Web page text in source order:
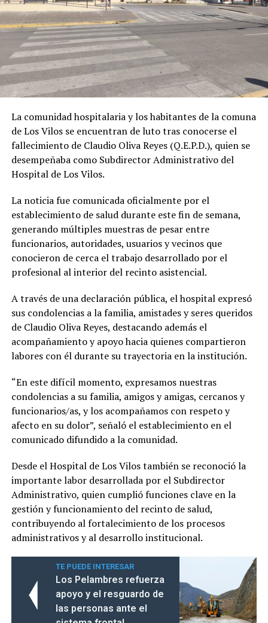
La comunidad hospitalaria y los habitantes de la comuna
de Los Vilos se encuentran de luto tras conocerse el
fallecimiento de Claudio Oliva Reyes (Q.E.P.D.), quien se
desempeñaba como Subdirector Administrativo del
Hospital de Los Vilos.
La noticia fue comunicada oficialmente por el
establecimiento de salud durante este fin de semana,
generando múltiples muestras de pesar entre
funcionarios, autoridades, usuarios y vecinos que
conocieron de cerca el trabajo desarrollado por el
profesional al interior del recinto asistencial.
A través de una declaración pública, el hospital expresó
sus condolencias a la familia, amistades y seres queridos
de Claudio Oliva Reyes, destacando además el
acompañamiento y apoyo hacia quienes compartieron
labores con él durante su trayectoria en la institución.
“En este difícil momento, expresamos nuestras
condolencias a su familia, amigos y amigas, cercanos y
funcionarios/as, y los acompañamos con respeto y
afecto en su dolor”, señaló el establecimiento en el
comunicado difundido a la comunidad.
Desde el Hospital de Los Vilos también se reconoció la
importante labor desarrollada por el Subdirector
Administrativo, quien cumplió funciones clave en la
gestión y funcionamiento del recinto de salud,
contribuyendo al fortalecimiento de los procesos
administrativos y al desarrollo institucional.
TE PUEDE INTERESAR
Los Pelambres refuerza
apoyo y el resguardo de
las personas ante el